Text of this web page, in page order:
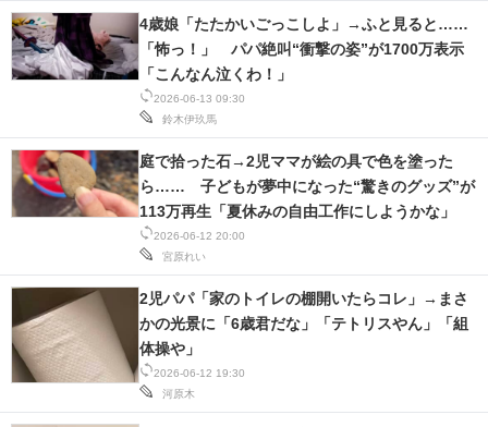
2026-06-13 09:30
鈴木伊玖馬
4歳娘「たたかいごっこしよ」→ふと見ると……
「怖っ！」 パパ絶叫“衝撃の姿”が1700万表示
「こんなん泣くわ！」
2026-06-12 20:00
宮原れい
庭で拾った石→2児ママが絵の具で色を塗った
ら…… 子どもが夢中になった“驚きのグッズ”が
113万再生「夏休みの自由工作にしようかな」
2026-06-12 19:30
河原木
2児パパ「家のトイレの棚開いたらコレ」→まさ
かの光景に「6歳君だな」「テトリスやん」「組
体操や」